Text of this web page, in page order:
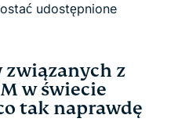
udostępnione
związanych z
w świecie
tak naprawdę